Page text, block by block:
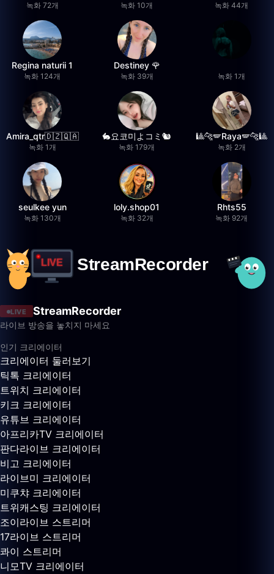
녹화 72개 녹화 10개 녹화 44개
Regina naturii 1
녹화 124개
Destiney 🌹
녹화 39개 녹화 1개
Amira_qtr🇩🇿🇶🇦
녹화 1개
🐇요코미よコミ🐿
녹화 179개
🎱🐆🪽Raya🪽🐆🎱
녹화 2개
seulkee yun
녹화 130개
loly.shop01
녹화 32개
Rhts55
녹화 92개
LIVE StreamRecorder
라이브 방송을 놓치지 마세요
인기 크리에이터
크리에이터 둘러보기
틱톡 크리에이터
트위치 크리에이터
키크 크리에이터
유튜브 크리에이터
아프리카TV 크리에이터
판다라이브 크리에이터
비고 크리에이터
라이브미 크리에이터
미쿠챠 크리에이터
트위캐스팅 크리에이터
조이라이브 스트리머
17라이브 스트리머
콰이 스트리머
니모TV 크리에이터